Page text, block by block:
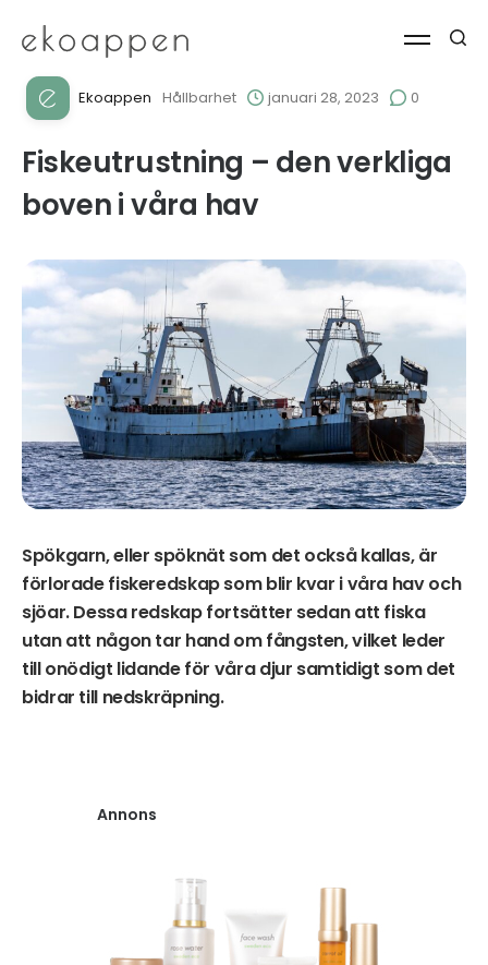
Ekoappen Hållbarhet januari 28, 2023 0
Fiskeutrustning – den verkliga
boven i våra hav
Spökgarn, eller spöknät som det också kallas, är
förlorade fiskeredskap som blir kvar i våra hav och
sjöar. Dessa redskap fortsätter sedan att fiska
utan att någon tar hand om fångsten, vilket leder
till onödigt lidande för våra djur samtidigt som det
bidrar till nedskräpning.
Annons